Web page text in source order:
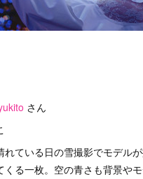
さん
れている日の雪撮影でモデル
くる一枚。空の青さも背景や